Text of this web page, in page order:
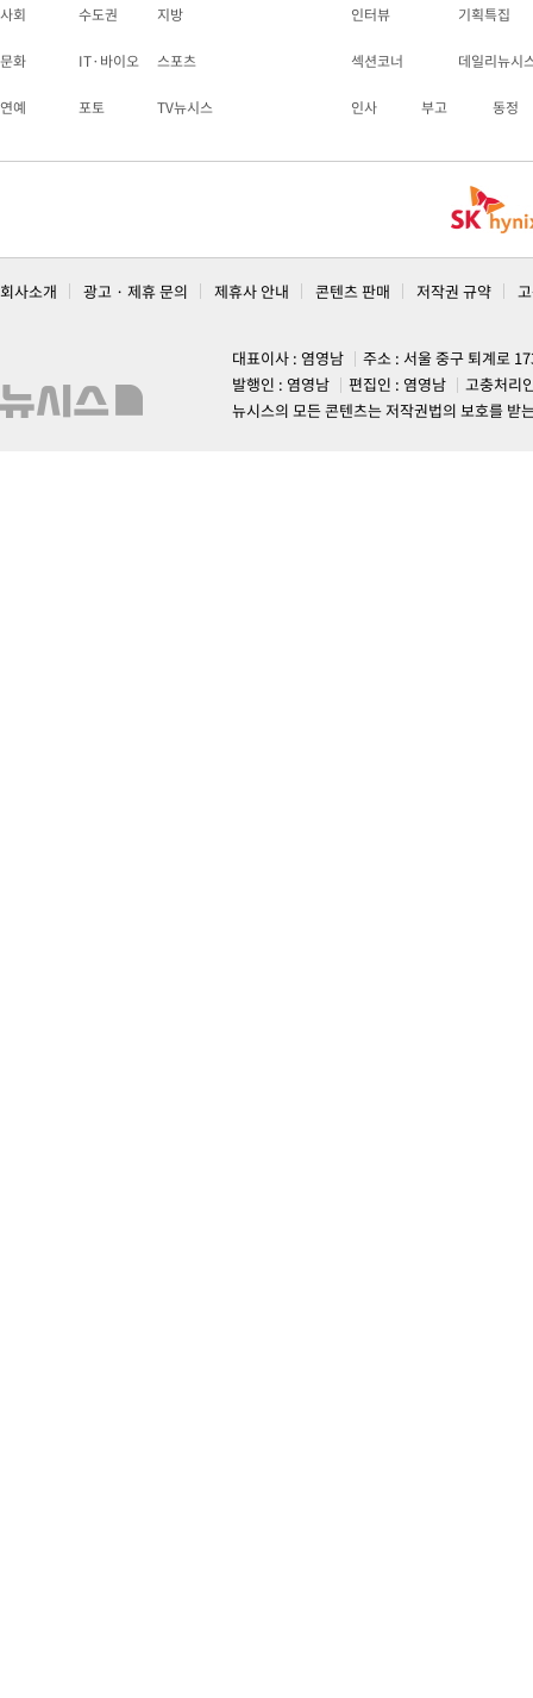
사회 수도권 지방
문화 IT·바이오 스포츠
연예 포토 TV뉴시스
인터뷰 기획특집
섹션코너 데일리뉴시
인사 부고 동정
회사소개 광고 · 제휴 문의 제휴사 안내 콘텐츠 판매 저작권 규약
대표이사 : 염영남
주소 : 서울 중구 퇴계로
발행인 : 염영남
편집인 : 염영남
고충처리
뉴시스의 모든 콘텐츠는 저작권법의 보호를